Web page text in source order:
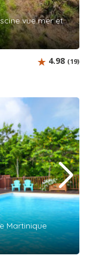
vue mer et
4.98 (19)
Martinique